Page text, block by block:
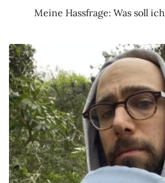
Meine Hassfrage: Was soll